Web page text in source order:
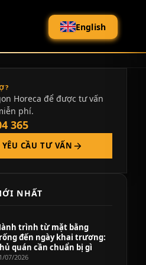
English
Horeca để được tư vấn
phí.
365
CẦU TƯ VẤN
NHẤT
trình từ mặt bằng
đến ngày khai trương:
quán cần chuẩn bị gì
07/2026